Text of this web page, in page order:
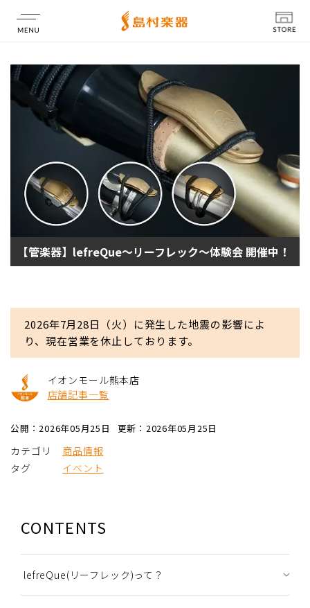
店舗情報
【管楽器】lefreQue〜リーフレック〜体験会 開催中！
2026年7月28日（火）に発生した地震の影響によ
り、現在営業を休止しております。
イオンモール熊本店
店舗記事一覧
公開：2026年05月25日 更新：2026年05月25日
カテゴリ
商品情報
タグ
イベント
CONTENTS
lefreQue(リーフレック)って？